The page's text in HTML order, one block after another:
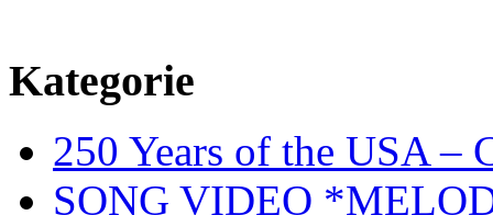
Kategorie
250 Years of the USA –
SONG VIDEO